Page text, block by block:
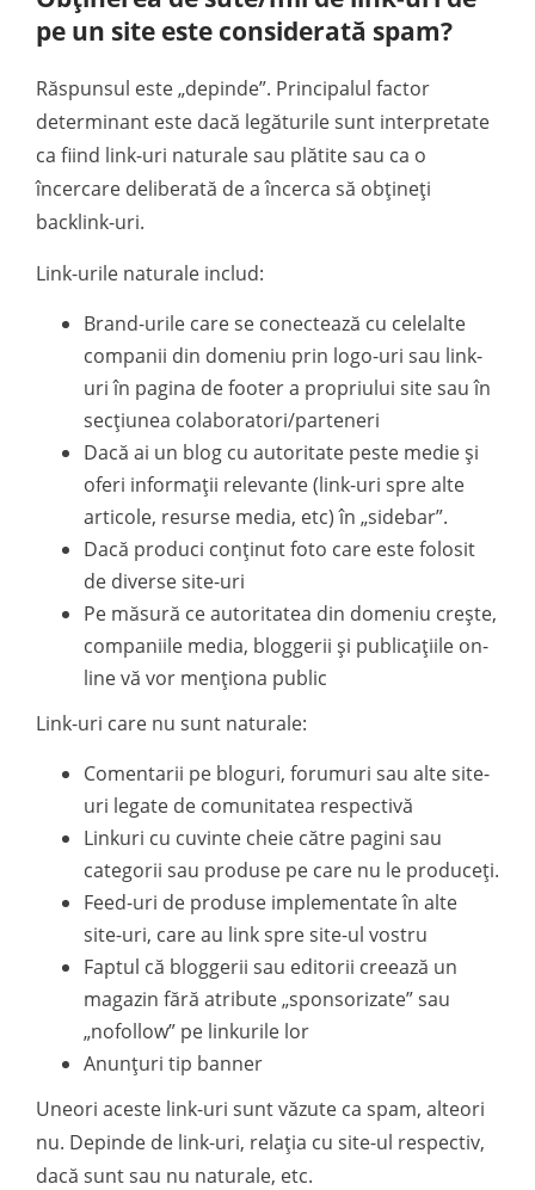
pe un site este considerată spam?
Răspunsul este „depinde”. Principalul factor
determinant este dacă legăturile sunt interpretate
ca fiind link-uri naturale sau plătite sau ca o
încercare deliberată de a încerca să obțineți
backlink-uri.
Link-urile naturale includ:
Brand-urile care se conectează cu celelalte
companii din domeniu prin logo-uri sau link-
uri în pagina de footer a propriului site sau în
secțiunea colaboratori/parteneri
Dacă ai un blog cu autoritate peste medie și
oferi informații relevante (link-uri spre alte
articole, resurse media, etc) în „sidebar”.
Dacă produci conținut foto care este folosit
de diverse site-uri
Pe măsură ce autoritatea din domeniu crește,
companiile media, bloggerii și publicațiile on-
line vă vor menționa public
Link-uri care nu sunt naturale:
Comentarii pe bloguri, forumuri sau alte site-
uri legate de comunitatea respectivă
Linkuri cu cuvinte cheie către pagini sau
categorii sau produse pe care nu le produceți.
Feed-uri de produse implementate în alte
site-uri, care au link spre site-ul vostru
Faptul că bloggerii sau editorii creează un
magazin fără atribute „sponsorizate” sau
„nofollow” pe linkurile lor
Anunțuri tip banner
Uneori aceste link-uri sunt văzute ca spam, alteori
nu. Depinde de link-uri, relația cu site-ul respectiv,
dacă sunt sau nu naturale, etc.